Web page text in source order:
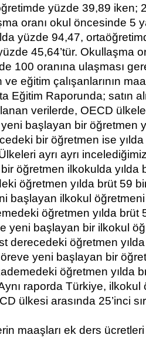
yüzde 39,89 iken;
oranı okul öncesinde 5
yüzde 94,47,
45,64’tür. Okullaşma
100 oranına ulaşması
eğitim çalışanlarının
Eğitim Raporunda; satın
verilerde, OECD
başlayan bir öğretmen
bir öğretmen ise
ayrı ayrı
öğretmen ilkokulda yılda
öğretmen yılda brüt 59
başlayan ilkokul
öğretmen yılda brüt
yeni başlayan bir ilkokul
derecedeki öğretmen
yeni başlayan bir
öğretmen yılda
raporda Türkiye,
ülkesi arasında 25’inci
maaşları ek ders